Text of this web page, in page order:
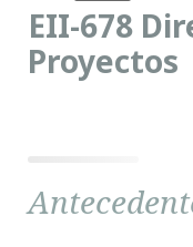
EII-678
Proyectos